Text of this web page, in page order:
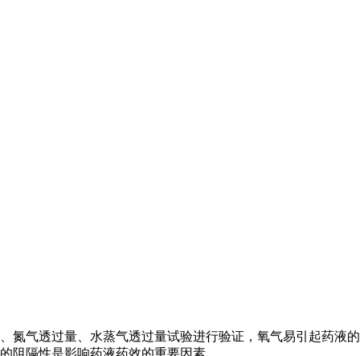
气透过量、水蒸气透过量试验进行验证，氧气易引起药液
阻隔性是影响药液药效的重要因素。